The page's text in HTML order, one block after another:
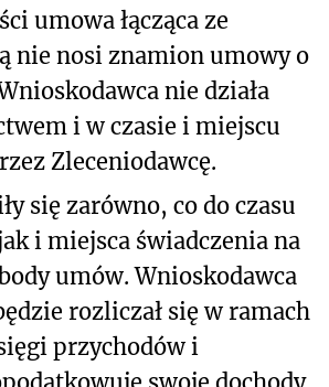
umowa łącząca ze
nie nosi znamion umowy o
nie działa
i w czasie i miejscu
Zleceniodawcę.
się zarówno, co do czasu
i miejsca świadczenia na
umów. Wnioskodawca
rozliczał się w ramach
przychodów i